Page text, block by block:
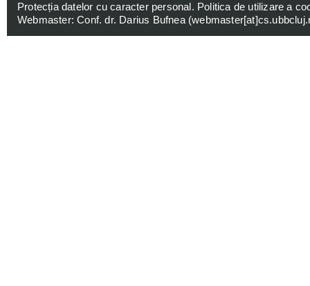
Protecția datelor cu caracter personal. Politica de utilizare a
Webmaster: Conf. dr. Darius Bufnea (